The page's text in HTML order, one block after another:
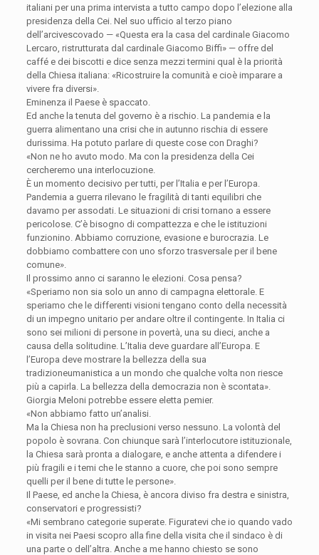
italiani per una prima intervista a tutto campo dopo l’elezione alla
presidenza della Cei. Nel suo ufficio al terzo piano
dell’arcivescovado — «Questa era la casa del cardinale Giacomo
Lercaro, ristrutturata dal cardinale Giacomo Biffi» — offre del
caffé e dei biscotti e dice senza mezzi termini qual è la priorità
della Chiesa italiana: «Ricostruire la comunità e cioè imparare a
vivere fra diversi».
Eminenza il Paese è spaccato.
Ed anche la tenuta del governo è a rischio. La pandemia e la
guerra alimentano una crisi che in autunno rischia di essere
durissima. Ha potuto parlare di queste cose con Draghi?
«Non ne ho avuto modo. Ma con la presidenza della Cei
cercheremo una interlocuzione.
È un momento decisivo per tutti, per l’Italia e per l’Europa.
Pandemia a guerra rilevano le fragilità di tanti equilibri che
davamo per assodati. Le situazioni di crisi tornano a essere
pericolose. C’è bisogno di compattezza e che le istituzioni
funzionino. Abbiamo corruzione, evasione e burocrazia. Le
dobbiamo combattere con uno sforzo trasversale per il bene
comune».
Il prossimo anno ci saranno le elezioni. Cosa pensa?
«Speriamo non sia solo un anno di campagna elettorale. E
speriamo che le differenti visioni tengano conto della necessità
di un impegno unitario per andare oltre il contingente. In Italia ci
sono sei milioni di persone in povertà, una su dieci, anche a
causa della solitudine. L’Italia deve guardare all’Europa. E
l’Europa deve mostrare la bellezza della sua
tradizioneumanistica a un mondo che qualche volta non riesce
più a capirla. La bellezza della democrazia non è scontata».
Giorgia Meloni potrebbe essere eletta pemier.
«Non abbiamo fatto un’analisi.
Ma la Chiesa non ha preclusioni verso nessuno. La volontà del
popolo è sovrana. Con chiunque sarà l’interlocutore istituzionale,
la Chiesa sarà pronta a dialogare, e anche attenta a difendere i
più fragili e i temi che le stanno a cuore, che poi sono sempre
quelli per il bene di tutte le persone».
Il Paese, ed anche la Chiesa, è ancora diviso fra destra e sinistra,
conservatori e progressisti?
«Mi sembrano categorie superate. Figuratevi che io quando vado
in visita nei Paesi scopro alla fine della visita che il sindaco è di
una parte o dell’altra. Anche a me hanno chiesto se sono